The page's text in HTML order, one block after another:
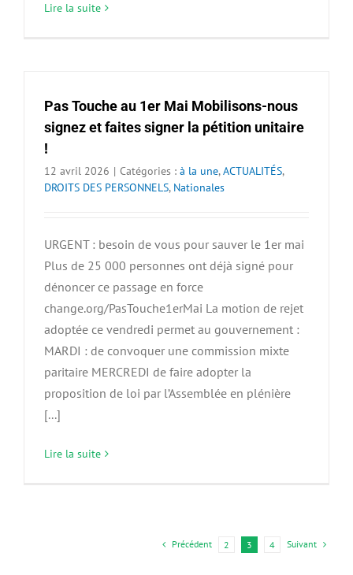
Lire la suite
Pas Touche au 1er Mai Mobilisons-nous
signez et faites signer la pétition unitaire
!
12 avril 2026 | Catégories : à la une,ACTUALITÉS,
DROITS DES PERSONNELS, Nationales
URGENT : besoin de vous pour sauver le 1er mai
Plus de 25 000 personnes ont déjà signé pour
dénoncer ce passage en force
change.org/PasTouche1erMai La motion de rejet
adoptée ce vendredi permet au gouvernement :
MARDI : de convoquer une commission mixte
paritaire MERCREDI de faire adopter la
proposition de loi par l’Assemblée en plénière
[...]
Lire la suite
Précédent 2 3 4 Suivant